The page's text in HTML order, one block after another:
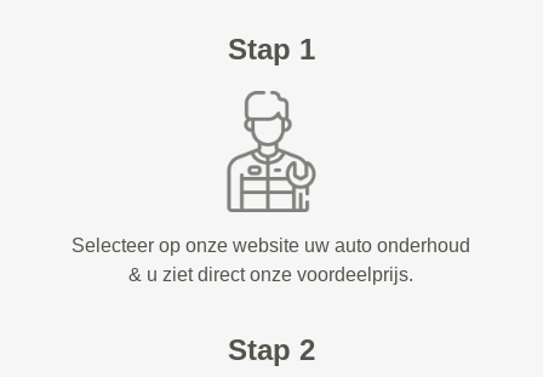
Stap 1
Selecteer op onze website uw auto onderhoud
& u ziet direct onze voordeelprijs.
Stap 2